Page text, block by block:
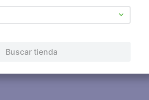
Buscar tienda